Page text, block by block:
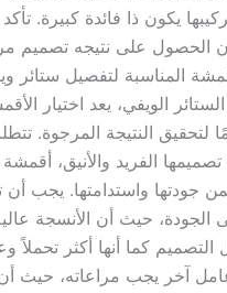
يكون ذا فائدة كبيرة.
الحصول على نتيجه تصميم
المناسبة لتفصيل ستائر
الويفي، يعد اختيار
لتحقيق النتيجة المرجوة.
الفريد والأنيق، أقمشة
جودتها واستدامتها. يجب أن
الجودة، حيث أن الأنسجة
كما أنها أكثر تحملاً
آخر يجب مراعاته، حيث